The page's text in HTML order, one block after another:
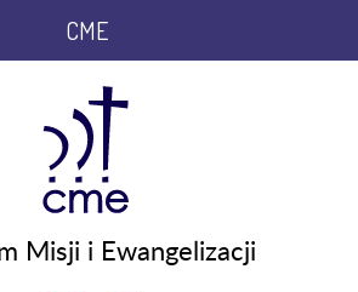
Misji i Ewangelizacji
CME